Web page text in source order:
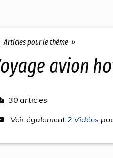
Articles pour le thème »
voyage avion
30 articles
Voir également 2 Vidéos